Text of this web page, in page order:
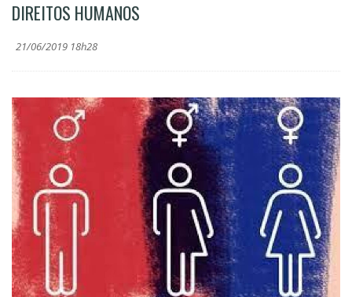
DIREITOS HUMANOS
21/06/2019 18h28